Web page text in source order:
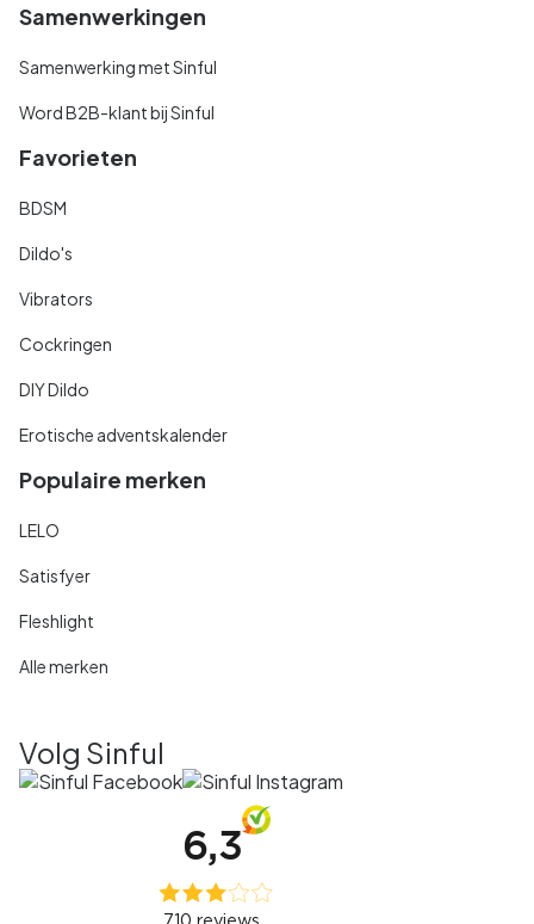
Samenwerkingen
Samenwerking met Sinful
Word B2B-klant bij Sinful
Favorieten
BDSM
Dildo's
Vibrators
Cockringen
DIY Dildo
Erotische adventskalender
Populaire merken
LELO
Satisfyer
Fleshlight
Alle merken
Volg Sinful